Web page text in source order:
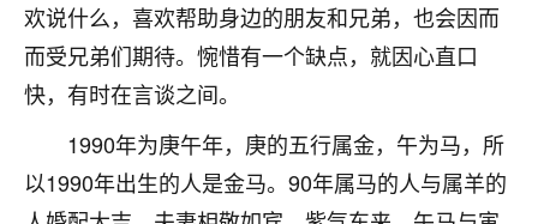
欢说什么，喜欢帮助身边的朋友和兄弟，也会因而
而受兄弟们期待。惋惜有一个缺点，就因心直口
快，有时在言谈之间。
1990年为庚午年，庚的五行属金，午为马，所
以1990年出生的人是金马。90年属马的人与属羊的
金白水清
我也想找老师看看，有没有人给个联系方式的啊？
1天前 来自江西 12